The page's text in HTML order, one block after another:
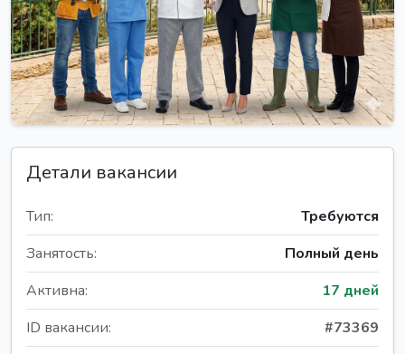
Детали вакансии
Тип:
Требуются
Занятость:
Полный день
Активна:
17 дней
ID вакансии:
#73369